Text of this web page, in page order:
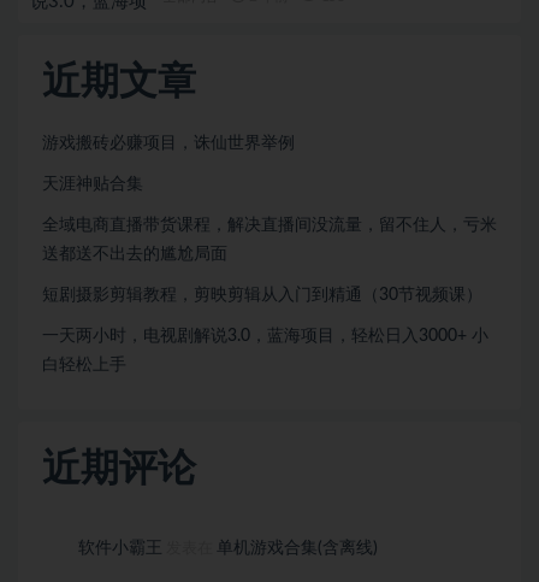
近期文章
游戏搬砖必赚项目，诛仙世界举例
天涯神贴合集
全域电商直播带货课程，解决直播间没流量，留不住人，亏米
送都送不出去的尴尬局面
短剧摄影剪辑教程，剪映剪辑从入门到精通（30节视频课）
一天两小时，电视剧解说3.0，蓝海项目，轻松日入3000+ 小
白轻松上手
近期评论
软件小霸王 单机游戏合集(含离线)